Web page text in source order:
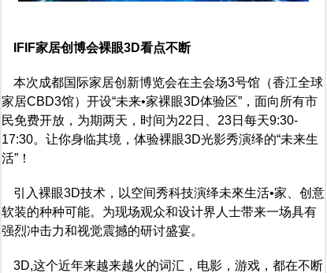
IFIF家居创博会裸眼3D看点不断
本次成都国际家居创新博览会在主会场3号馆（香江全球
家居CBD3馆）开设“未来•家裸眼3D体验区”，面向所有市
民免费开放，为期两天，时间为22日、23日每天9:30-
17:30。让你身临其境，体验裸眼3D光影秀演绎的“未来生
活”！
引入裸眼3D技术，以空间秀科技演绎未來生活•家、创意
软装的种种可能。为现场观众和设计界人士带来一场具有
强烈冲击力和视觉震撼的研讨盛宴。
3D,这个近年来越来越火的词汇，电影，游戏，都在不断